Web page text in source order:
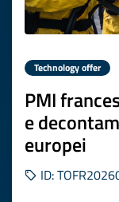
Technology offer
PMI
e
europei
ID: